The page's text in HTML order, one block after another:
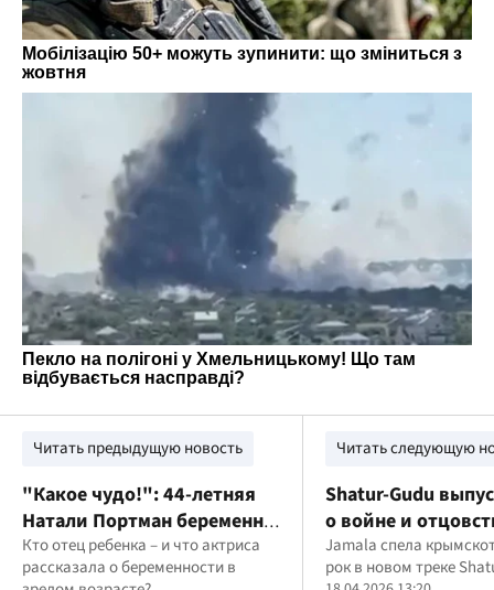
Читать предыдущую новость
"Какое чудо!": 44-летняя
Натали Портман беременна
третьим ребенком
Кто отец ребенка – и что актриса
рассказала о беременности в
Читать следующую
Shatur-Gudu
о войне и
записи приняла
Jamala
Jamala спела
рок в новом треке